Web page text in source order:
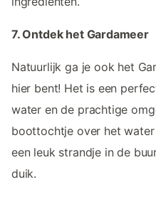
7. Ontdek het Gardameer
Natuurlijk ga je ook het
hier bent! Het is een
water en de prachtige
boottochtje over het
een leuk strandje in de
duik.